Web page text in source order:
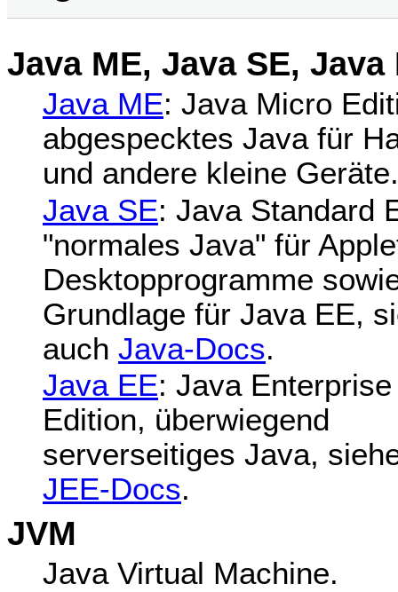
Java ME, Java SE, Java
Java ME: Java Micro
abgespecktes Java für
und andere kleine Geräte.
Java SE: Java Standard
"normales Java" für
Desktopprogramme
Grundlage für Java EE,
auch Java-Docs.
Java EE: Java Enterprise
Edition, überwiegend
serverseitiges Java,
JEE-Docs.
JVM
Java Virtual Machine.